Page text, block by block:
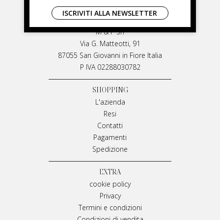
LIVIANA MIRARCHI
M & P Srl
Via G. Matteotti, 91
87055 San Giovanni in Fiore Italia
P IVA 02288030782
SHOPPING
L'azienda
Resi
Contatti
Pagamenti
Spedizione
EXTRA
cookie policy
Privacy
Termini e condizioni
ISCRIVITI ALLA NEWSLETTER